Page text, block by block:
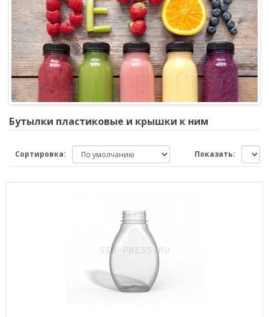
Бутылки пластиковые и крышки к ним
Сортировка: Показать: